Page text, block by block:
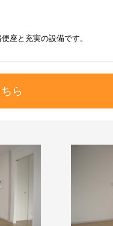
座と充実の設備です。
ら